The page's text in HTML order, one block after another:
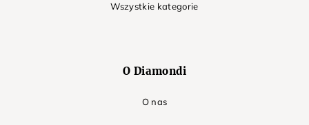
Wszystkie kategorie
O Diamondi
O nas